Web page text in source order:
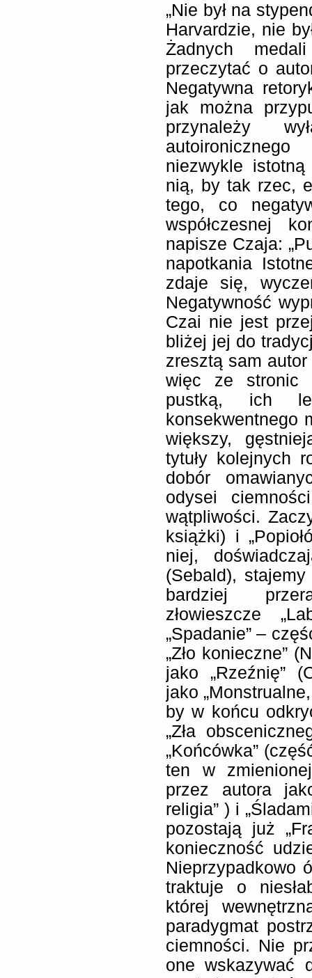
„Nie był na
Harvardzie, nie
Żadnych
przeczytać o
Negatywna
jak można
przynależy
niezwykle
nią, by tak rzec,
tego, co
współczesnej
napisze Czaja:
napotkania
zdaje się,
Negatywność
Czai nie jest
bliżej jej do
zresztą sam
więc ze stronic
pustką, ich
konsekwentnego
większy,
tytuły kolejnych
dobór
odysei
wątpliwości.
książki) i
niej,
(Sebald),
bardziej
złowieszcze
„Spadanie” –
„Zło konieczne”
jako „Rzeźnię”
jako
by w końcu
„Zła
„Końcówka”
ten w
przez autora
religia” ) i
pozostają już
konieczność
Nieprzypadkowo
traktuje o
której
paradygmat
ciemności. Nie
one wskazywać